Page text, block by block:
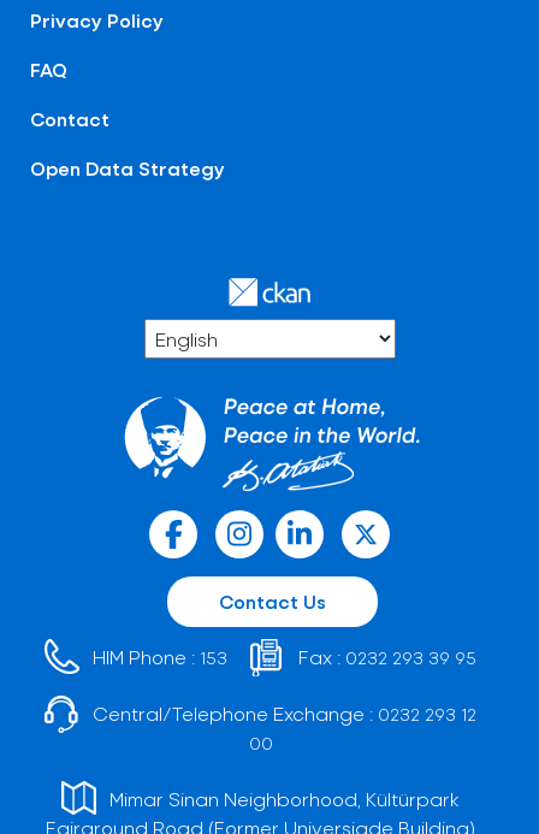
Privacy Policy
FAQ
Contact
Open Data Strategy
Contact Us
HIM Phone : 153 Fax : 0232 293 39 95
Central/Telephone Exchange : 0232 293 12
00
Mimar Sinan Neighborhood, Kültürpark
Fairground Road (Former Universiade Building)